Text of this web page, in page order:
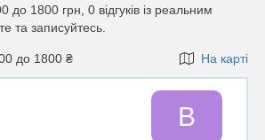
до 1800 грн, 0 відгуків із реальним
та записуйтесь.
до 1800 ₴ На карті
B